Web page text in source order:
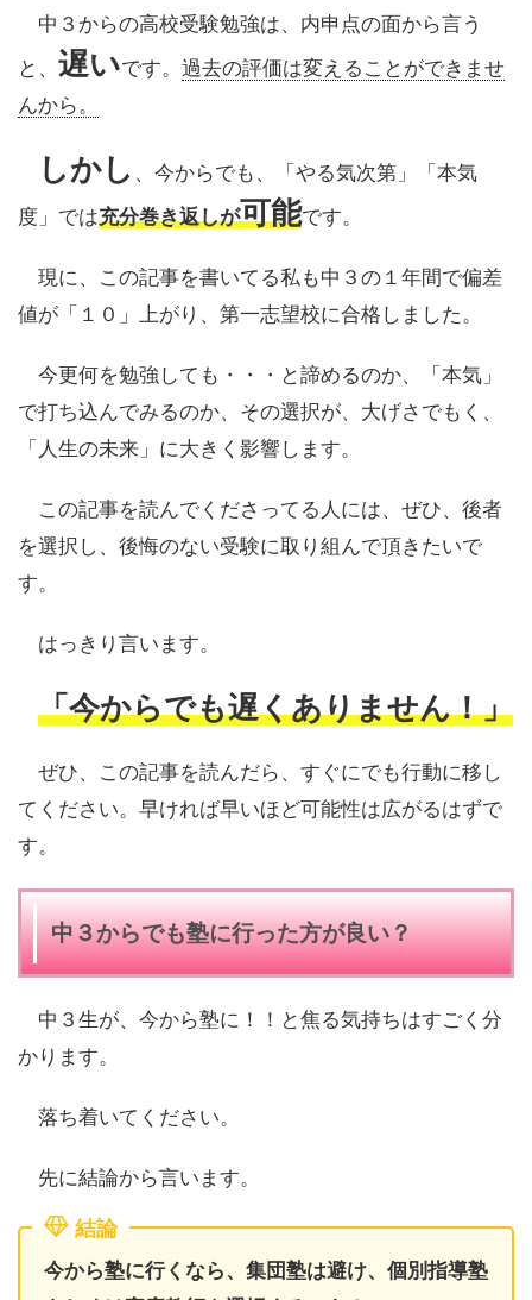
中３からの高校受験勉強は、内申点の面から言う
と、 遅いです。 過去の評価は変えることができませ
んから。
しかし 、今からでも、「やる気次第」「本気
度」では充分巻き返しが可能です。
現に、この記事を書いてる私も中３の１年間で偏差
値が「１０」上がり、第一志望校に合格しました。
今更何を勉強しても・・・と諦めるのか、「本気」
で打ち込んでみるのか、その選択が、大げさでもく、
「人生の未来」に大きく影響します。
この記事を読んでくださってる人には、ぜひ、後者
を選択し、後悔のない受験に取り組んで頂きたいで
す。
はっきり言います。
「今からでも遅くありません！」
ぜひ、この記事を読んだら、すぐにでも行動に移し
てください。早ければ早いほど可能性は広がるはずで
す。
中３からでも塾に行った方が良い？
中３生が、今から塾に！！と焦る気持ちはすごく分
かります。
落ち着いてください。
先に結論から言います。
結論
今から塾に行くなら、集団塾は避け、個別指導塾